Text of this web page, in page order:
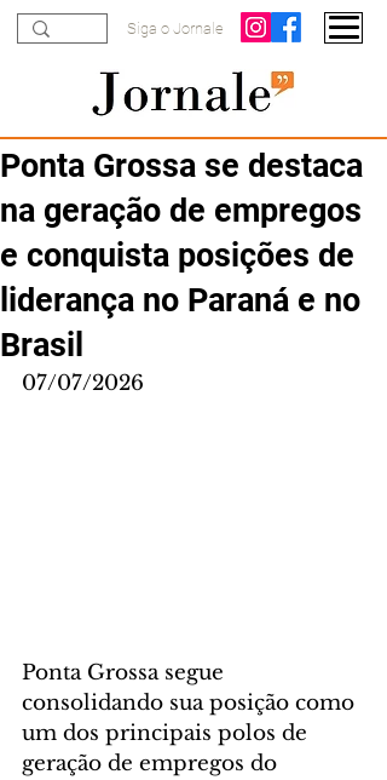
Siga o Jornale
Ponta Grossa se destaca
na geração de empregos
e conquista posições de
liderança no Paraná e no
Brasil
07/07/2026
Ponta Grossa segue
consolidando sua posição como
um dos principais polos de
geração de empregos do